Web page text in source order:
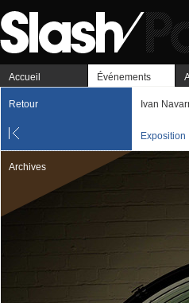
Accueil Événements
Retour Ivan
Exposition
Archives